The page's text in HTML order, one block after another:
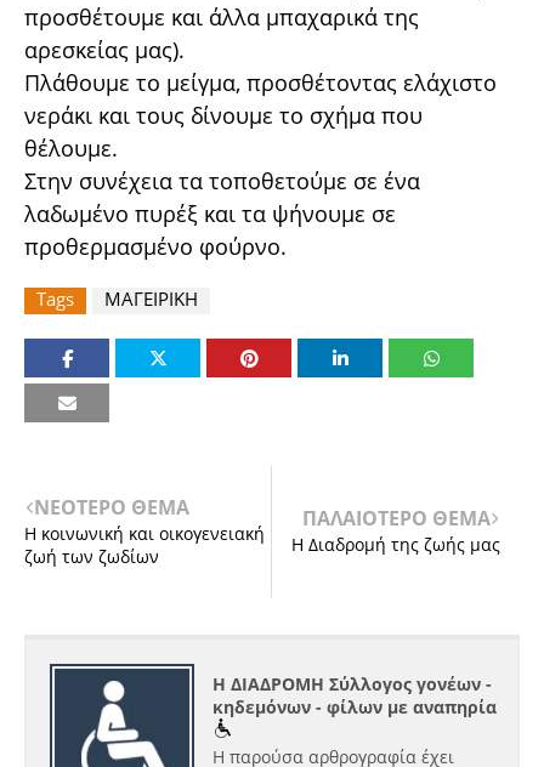
προσθέτουμε και άλλα μπαχαρικά της
αρεσκείας μας).
Πλάθουμε το μείγμα, προσθέτοντας ελάχιστο
νεράκι και τους δίνουμε το σχήμα που
θέλουμε.
Στην συνέχεια τα τοποθετούμε σε ένα
λαδωμένο πυρέξ και τα ψήνουμε σε
προθερμασμένο φούρνο.
Tags ΜΑΓΕΙΡΙΚΗ
ΝΕΟΤΕΡΟ ΘΕΜΑ
Η κοινωνική και οικογενειακή
ζωή των ζωδίων
ΠΑΛΑΙΟΤΕΡΟ ΘΕΜΑ
Η Διαδρομή της ζωής μας
Η ΔΙΑΔΡΟΜΗ Σύλλογος γονέων -
κηδεμόνων - φίλων με αναπηρία
Η παρούσα αρθρογραφία έχει